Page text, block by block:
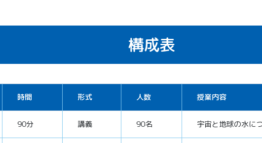
構成表
時間 形式 人数 授業内容
90分 講義 90名 宇宙と地球の水に